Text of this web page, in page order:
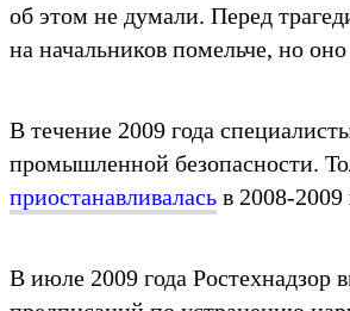
об этом не думали. Перед
на начальников помельче, но
В течение 2009 года
промышленной безопасности.
приостанавливалась в 2008-2009
В июле 2009 года Ростехнадзор